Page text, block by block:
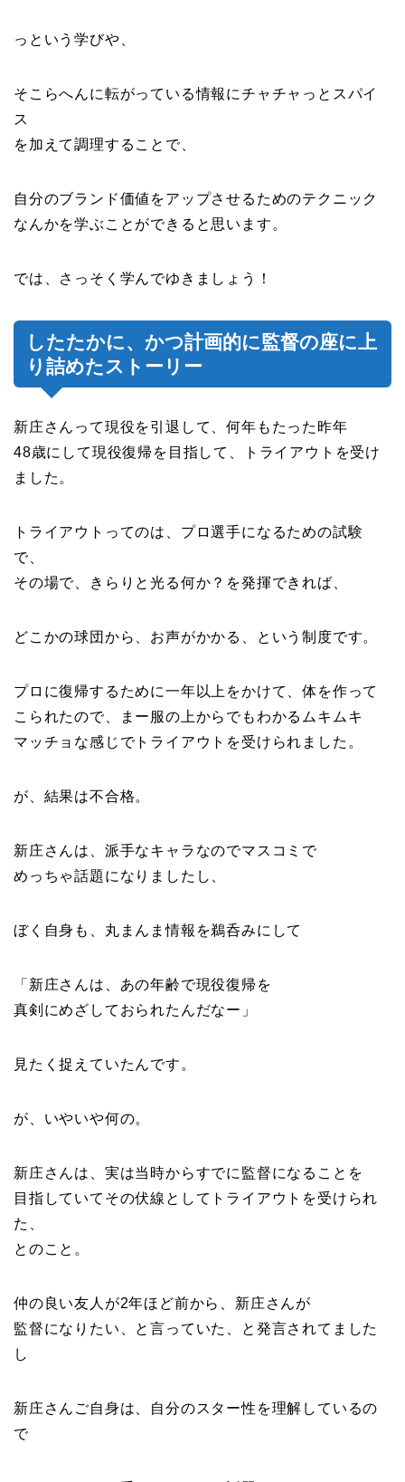
っという学びや、
そこらへんに転がっている情報にチャチャっとスパイ
ス
を加えて調理することで、
自分のブランド価値をアップさせるためのテクニック
なんかを学ぶことができると思います。
では、さっそく学んでゆきましょう！
したたかに、かつ計画的に監督の座に上
り詰めたストーリー
新庄さんって現役を引退して、何年もたった昨年
48歳にして現役復帰を目指して、トライアウトを受け
ました。
トライアウトってのは、プロ選手になるための試験
で、
その場で、きらりと光る何か？を発揮できれば、
どこかの球団から、お声がかかる、という制度です。
プロに復帰するために一年以上をかけて、体を作って
こられたので、まー服の上からでもわかるムキムキ
マッチョな感じでトライアウトを受けられました。
が、結果は不合格。
新庄さんは、派手なキャラなのでマスコミで
めっちゃ話題になりましたし、
ぼく自身も、丸まんま情報を鵜呑みにして
「新庄さんは、あの年齢で現役復帰を
真剣にめざしておられたんだなー」
見たく捉えていたんです。
が、いやいや何の。
新庄さんは、実は当時からすでに監督になることを
目指していてその伏線としてトライアウトを受けられ
た、
とのこと。
仲の良い友人が2年ほど前から、新庄さんが
監督になりたい、と言っていた、と発言されてました
し
新庄さんご自身は、自分のスター性を理解しているの
で